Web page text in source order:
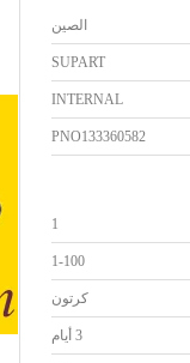
الصين
SUPART
INTERNAL
PNO133360582
1
1-100
كرتون
3 أيام